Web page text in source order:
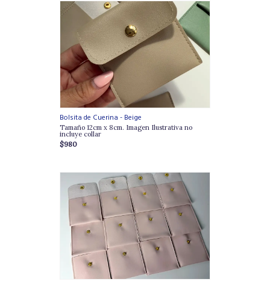
Bolsita de Cuerina - Beige
Tamaño 12cm x 8cm. Imagen Ilustrativa no
incluye collar
$980